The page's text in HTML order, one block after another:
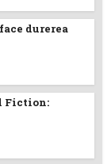
durerea
Fiction: